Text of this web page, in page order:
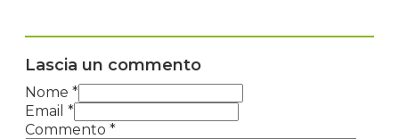
Lascia un commento
Nome *
Email *
Commento *